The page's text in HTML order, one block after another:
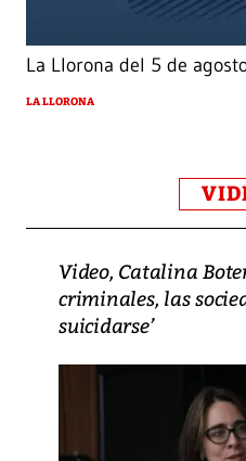
La Llorona del 5 de
LA LLORONA
Video, Catalina
criminales, las
suicidarse’